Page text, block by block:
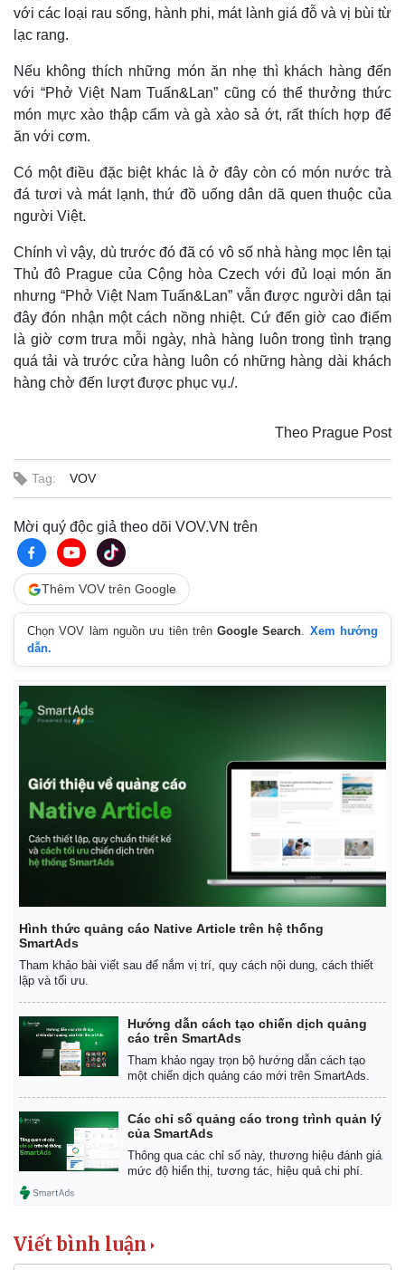
Vụ án
Tin nóng
Tư vấn luật
Vũ khí
Việt Nam
Phân tích
Lịch thi đấu bóng đá
Thế giới thể thao
eSports
Hậu trường
Ô tô
Xe máy
Tư vấn
với các loại rau sống, hành phi, mát lành giá đỗ và vị bùi từ
lạc rang.
Nếu không thích những món ăn nhẹ thì khách hàng đến
với “Phở Việt Nam Tuấn&Lan” cũng có thể thưởng thức
món mực xào thập cẩm và gà xào sả ớt, rất thích hợp để
ăn với cơm.
Có một điều đặc biệt khác là ở đây còn có món nước trà
đá tươi và mát lạnh, thứ đồ uống dân dã quen thuộc của
người Việt.
Chính vì vậy, dù trước đó đã có vô số nhà hàng mọc lên tại
Thủ đô Prague của Cộng hòa Czech với đủ loại món ăn
nhưng “Phở Việt Nam Tuấn&Lan” vẫn được người dân tại
đây đón nhận một cách nồng nhiệt. Cứ đến giờ cao điểm
là giờ cơm trưa mỗi ngày, nhà hàng luôn trong tình trạng
quá tải và trước cửa hàng luôn có những hàng dài khách
hàng chờ đến lượt được phục vụ./.
Theo Prague Post
Tag: VOV
Mời quý độc giả theo dõi VOV.VN trên
Thêm VOV trên Google
Chọn VOV làm nguồn ưu tiên trênGoogle Search. Xem hướng
dẫn.
Hình thức quảng cáo Native Article trên hệ thống
SmartAds
Tham khảo bài viết sau để nắm vị trí, quy cách nội dung, cách thiết
lập và tối ưu.
Hướng dẫn cách tạo chiến dịch quảng
cáo trên SmartAds
Tham khảo ngay trọn bộ hướng dẫn cách tạo
một chiến dịch quảng cáo mới trên SmartAds.
Các chỉ số quảng cáo trong trình quản lý
của SmartAds
Thông qua các chỉ số này, thương hiệu đánh giá
mức độ hiển thị, tương tác, hiệu quả chi phí.
Viết bình luận